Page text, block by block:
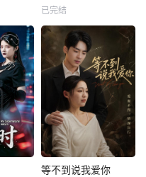
已完结
等不到说我爱你